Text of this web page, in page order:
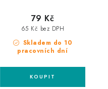
Skladem do 10
pracovních dní
65 Kč bez DPH
79 Kč